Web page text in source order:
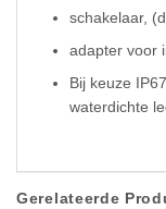
schakelaar,
adapter voor
Bij keuze
waterdichte
Gerelateerde